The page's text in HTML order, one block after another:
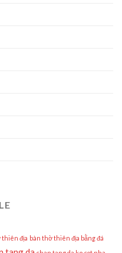
thiên địa bàn thờ thiên địa bằng đá